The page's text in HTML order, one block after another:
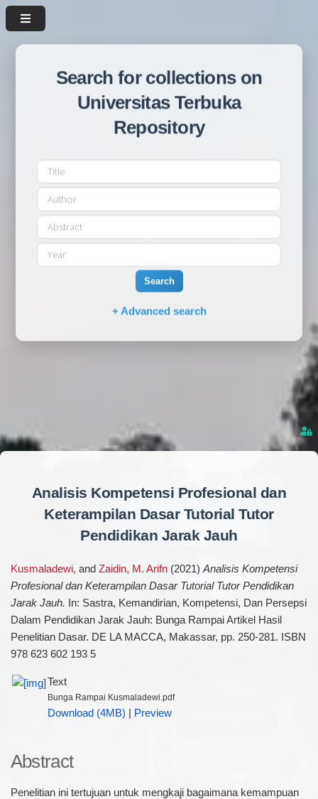
Search for collections on
Universitas Terbuka
Repository
Search
+ Advanced search
Analisis Kompetensi Profesional dan
Keterampilan Dasar Tutorial Tutor
Pendidikan Jarak Jauh
Kusmaladewi, and Zaidin, M. Arifn(2021)Analisis Kompetensi
Profesional dan Keterampilan Dasar Tutorial Tutor Pendidikan
Jarak Jauh. In: Sastra, Kemandirian, Kompetensi, Dan Persepsi
Dalam Pendidikan Jarak Jauh: Bunga Rampai Artikel Hasil
Penelitian Dasar. DE LA MACCA, Makassar, pp. 250-281. ISBN
978 623 602 193 5
Text
Bunga Rampai Kusmaladewi.pdf
Download (4MB) Preview
Abstract
Penelitian ini tertujuan untuk mengkaji bagaimana kemampuan